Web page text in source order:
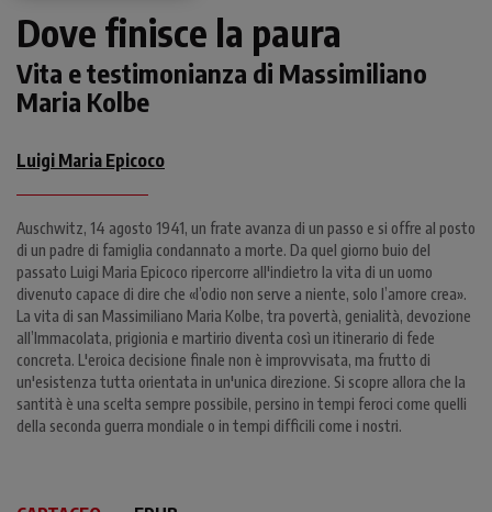
Dove finisce la paura
Vita e testimonianza di Massimiliano
Maria Kolbe
Luigi Maria Epicoco
Auschwitz, 14 agosto 1941, un frate avanza di un passo e si offre al posto
di un padre di famiglia condannato a morte. Da quel giorno buio del
passato Luigi Maria Epicoco ripercorre all'indietro la vita di un uomo
divenuto capace di dire che «l’odio non serve a niente, solo l’amore crea».
La vita di san Massimiliano Maria Kolbe, tra povertà, genialità, devozione
all’Immacolata, prigionia e martirio diventa così un itinerario di fede
concreta. L'eroica decisione finale non è improvvisata, ma frutto di
un'esistenza tutta orientata in un'unica direzione. Si scopre allora che la
santità è una scelta sempre possibile, persino in tempi feroci come quelli
della seconda guerra mondiale o in tempi difficili come i nostri.